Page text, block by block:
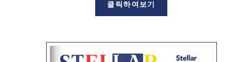
클릭하여보기